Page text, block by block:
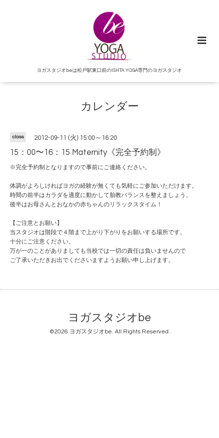
ヨガスタジオbeは松戸駅東口前のISHTA YOGA専門のヨガスタジオ
カレンダー
class 2012-09-11 (火) 15:00～16:20
15：00〜16：15 Maternity《完全予約制》
※完全予約制となりますので事前にご連絡ください。
体調がよろしければヨガの経験が無くても気軽にご参加いただけます。
時間の前半はカラダを適度に動かして胎教バランスを整えましょう。
後半はお母さんとおなかの赤ちゃんのリラックスタイム！
【ご注意とお願い】
当スタジオは階段で４階まで上がり下がりをお願いする場所です。
十分にご注意ください。
万が一のことがありましても当校では一切の責任は負いませんので
ご了承いただきお出でくださいますようお願い申し上げます。
ヨガスタジオbe
©2026 ヨガスタジオbe. All Rights Reserved.